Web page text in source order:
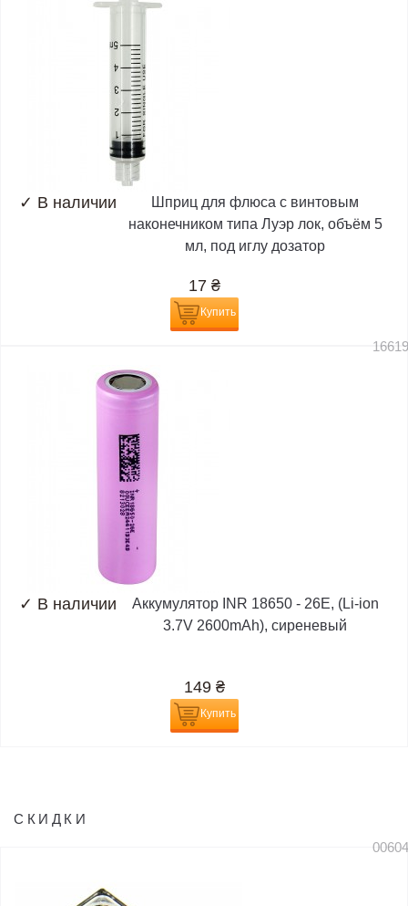
✓ В наличии
Шприц для флюса с винтовым
наконечником типа Луэр лок, объём 5
мл, под иглу дозатор
17 ₴
Купить
✓ В наличии
Аккумулятор INR 18650 - 26E, (Li-ion
3.7V 2600mAh), сиреневый
149 ₴
Купить
СКИДКИ